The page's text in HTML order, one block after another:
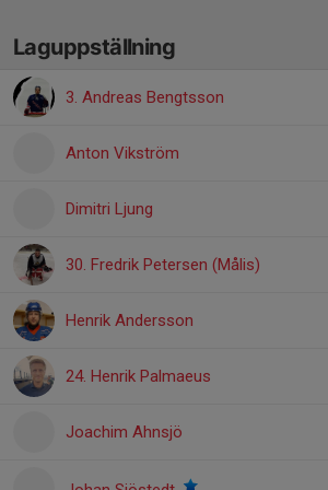
Laguppställning
3. Andreas Bengtsson
Anton Vikström
Dimitri Ljung
30. Fredrik Petersen (Målis)
Henrik Andersson
24. Henrik Palmaeus
Joachim Ahnsjö